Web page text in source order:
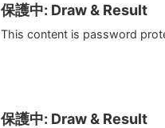
保護中: Draw & Result
This content is password
保護中: Draw & Result